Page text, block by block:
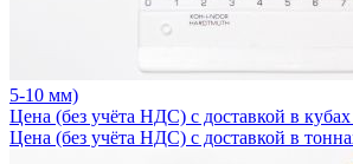
5-10 мм)
Цена (без учёта НДС) с доставкой в
Цена (без учёта НДС) с доставкой в